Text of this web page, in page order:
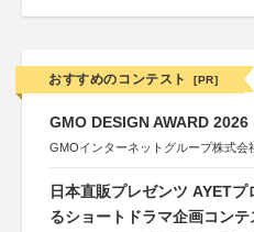
おすすめのコンテスト [PR]
GMO DESIGN AWARD 2026
GMOインターネットグループ株式会
日本直販プレゼンツ AYETプ
るショートドラマ企画コンテ